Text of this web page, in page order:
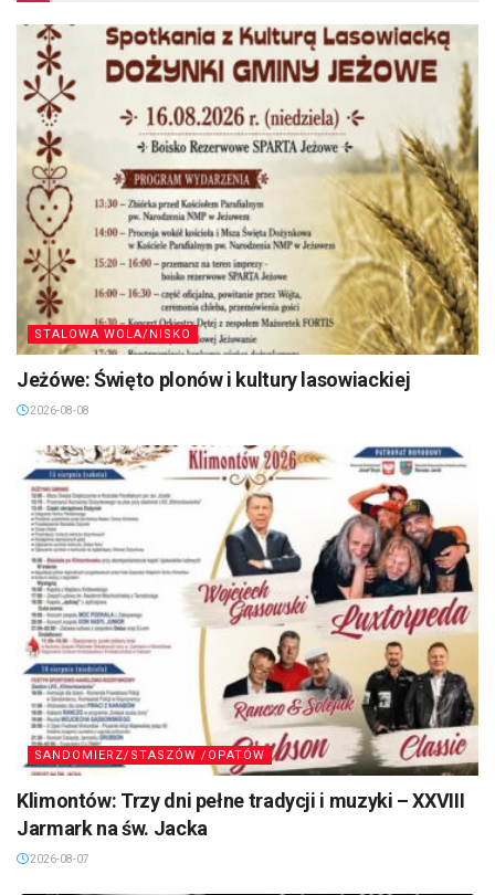
STALOWA WOLA/NISKO
Jeżówe: Święto plonów i kultury lasowiackiej
2026-08-08
SANDOMIERZ/STASZÓW /OPATÓW
Klimontów: Trzy dni pełne tradycji i muzyki – XXVIII
Jarmark na św. Jacka
2026-08-07